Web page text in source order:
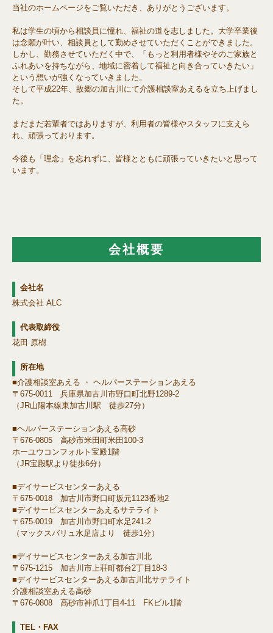
当社のホームページをご覧いただき、ありがとうございます。
私は学生の頃から相談員に憧れ、福祉の道を志しました。大学卒業後
は念願が叶い、相談員として勤めさせていただくことができました。
しかし、勤務させていただく中で、「もっと利用者様やそのご家族と
ふれあいを持ちながら、地域に密着して福祉と向き合っていきたい」
という想いが強くなっていきました。
そして平成22年、故郷の加古川にて介護相談室あえるを立ち上げまし
た。
まだまだ若輩者ではありますが、利用者の皆様やスタッフに支えら
れ、頑張っております。
今後も「理念」を忘れずに、皆様とともに頑張っていきたいと思って
います。
会社概要
会社名
株式会社 ALC
代表取締役
花田 原樹
所在地
■介護相談室あえる ・ ヘルパーステーションあえる
〒675-0011 兵庫県加古川市野口町北野1289-2
（JR山陽本線東加古川駅 徒歩27分）
■ヘルパーステーションあえる高砂
〒676-0805 高砂市米田町米田100-3
ホーユウコンフォルト宝殿1階
（JR宝殿駅より徒歩6分）
■デイサービスセンターあえる
〒675-0018 加古川市野口町坂元1123番地2
■デイサービスセンターあえるサテライト
〒675-0019 加古川市野口町水足241-2
（マックスバリュ水足店より 徒歩1分）
■デイサービスセンターあえる加古川北
〒675-1215 加古川市上荘町都台2丁目18-3
■デイサービスセンターあえる加古川北サテライト
介護相談室あえる高砂
〒676-0808 高砂市神爪1丁目4-11 FKビル1階
TEL・FAX